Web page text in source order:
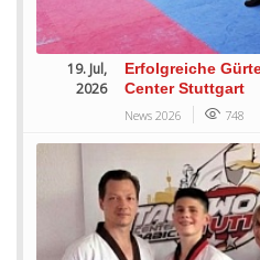
19. Jul,
2026
Erfolgreiche
Center Stuttgart
News 2026 748